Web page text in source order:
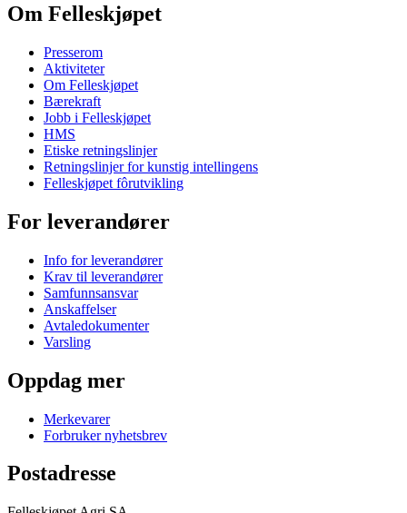
Om Felleskjøpet
Presserom
Aktiviteter
Om Felleskjøpet
Bærekraft
Jobb i Felleskjøpet
HMS
Etiske retningslinjer
Retningslinjer for kunstig intellingens
Felleskjøpet fôrutvikling
For leverandører
Info for leverandører
Krav til leverandører
Samfunnsansvar
Anskaffelser
Avtaledokumenter
Varsling
Oppdag mer
Merkevarer
Forbruker nyhetsbrev
Postadresse